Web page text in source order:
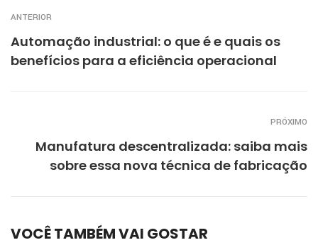
ANTERIOR
Automação industrial: o que é e quais os
benefícios para a eficiência operacional
PRÓXIMO
Manufatura descentralizada: saiba mais
sobre essa nova técnica de fabricação
VOCÊ TAMBÉM VAI GOSTAR